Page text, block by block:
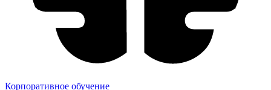
Корпоративное обучение